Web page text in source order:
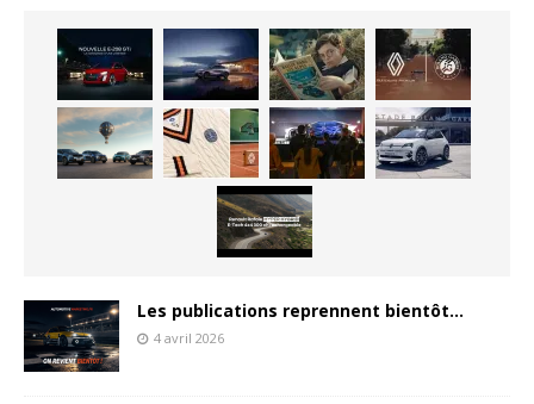
Les publications reprennent bientôt…
4 avril 2026